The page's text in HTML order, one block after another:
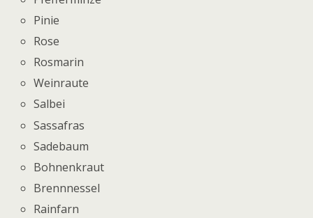
Pinie
Rose
Rosmarin
Weinraute
Salbei
Sassafras
Sadebaum
Bohnenkraut
Brennnessel
Rainfarn